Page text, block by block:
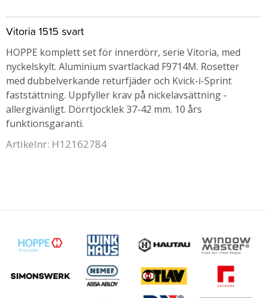
Vitoria 1515 svart
HOPPE komplett set för innerdörr, serie Vitoria, med
nyckelskylt. Aluminium svartlackad F9714M. Rosetter
med dubbelverkande returfjäder och Kvick-i-Sprint
faststättning. Uppfyller krav på nickelavsättning -
allergivänligt. Dörrtjocklek 37-42 mm. 10 års
funktionsgaranti.
Artikelnr: H12162784